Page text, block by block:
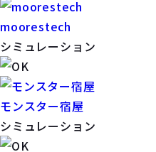
moorestech
シミュレーション
モンスター宿屋
シミュレーション